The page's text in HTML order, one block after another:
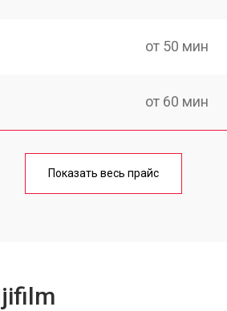
от 50 мин
от 60 мин
от 50 мин
Показать весь прайс